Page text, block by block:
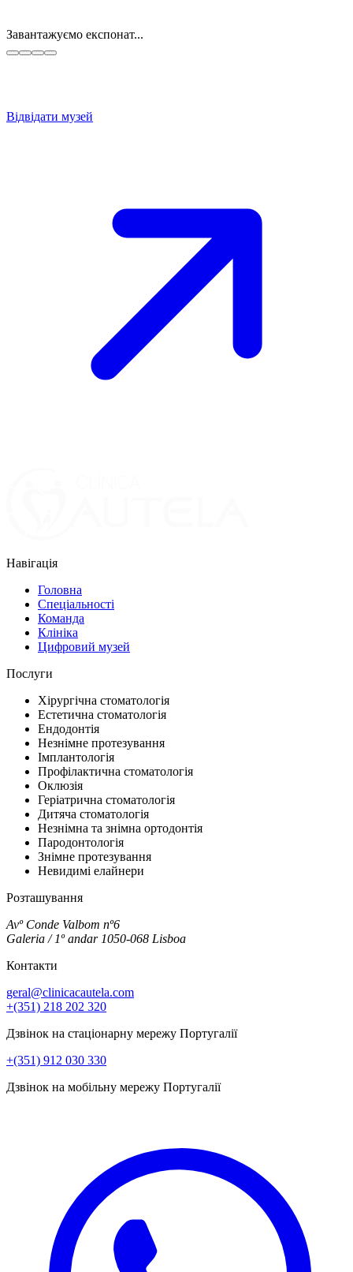
Завантажуємо експонат...
Відвідати музей
Навігація
Головна
Спеціальності
Команда
Клініка
Цифровий музей
Послуги
Хірургічна стоматологія
Естетична стоматологія
Ендодонтія
Незнімне протезування
Імплантологія
Профілактична стоматологія
Оклюзія
Геріатрична стоматологія
Дитяча стоматологія
Незнімна та знімна ортодонтія
Пародонтологія
Знімне протезування
Невидимі елайнери
Розташування
Avº Conde Valbom nº6
Galeria / 1º andar 1050-068 Lisboa
Контакти
geral@clinicacautela.com
+(351) 218 202 320
Дзвінок на стаціонарну мережу Португалії
+(351) 912 030 330
Дзвінок на мобільну мережу Португалії